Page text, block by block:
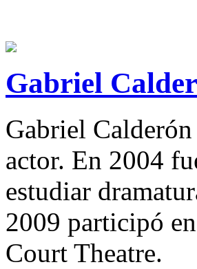
Gabriel
Gabriel
actor. En 2004
estudiar
2009 participó
Court Theatre.